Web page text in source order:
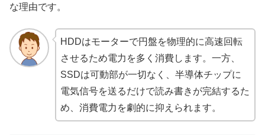
な理由です。
HDDはモーターで円盤を物理的に高速回転
させるため電力を多く消費します。一方、
SSDは可動部が一切なく、半導体チップに
電気信号を送るだけで読み書きが完結するた
め、消費電力を劇的に抑えられます。